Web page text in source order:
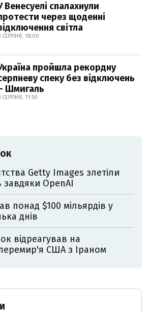
Венесуелі спалахнули
через щоденні
світла
СЕРПНЯ, 18:00
пройшла рекордну
спеку без відключень
Шмигаль
СЕРПНЯ, 11:50
Getty Images злетіли
OpenAI
понад $100 мільярдів у
днів
відреагував на
США з Іраном